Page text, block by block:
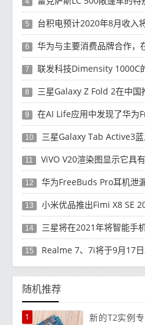
5 台积电预计2020年8月收入
6 华为与主要消费品牌合作，在中国推出
7 联发科技Dimensity 1000C的
8 三星Galaxy Z Fold 2在中
9 在AI Life应用中发现了华为
10 三星Galaxy Tab Active3蓝牙
11 ViVO V20渲染图显示它具有
12 华为FreeBuds Pro耳机泄
13 小米优品推出Fimi X8 SE
14 三星将在2021年将智能手
15 Realme 7、7i将于9月17日发布；
随机推荐
1
新的T2实例